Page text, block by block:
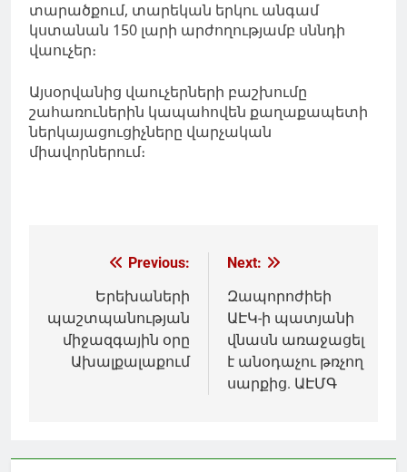
տարածքում, տարեկան երկու անգամ
կստանան 150 լարի արժողությամբ սննդի
վաուչեր։
Այսօրվանից վաուչերների բաշխումը
շահառուներին կապահովեն քաղաքապետի
ներկայացուցիչները վարչական
միավորներում։
Գրառումների
նավարկումը
Previous:
Երեխաների
պաշտպանության
միջազգային օրը
Ախալքալաքում
Next:
Զապորոժիեի
ԱԷԿ-ի պատյանի
վնասն առաջացել
է անօդաչու թռչող
սարքից. ԱԷՄԳ